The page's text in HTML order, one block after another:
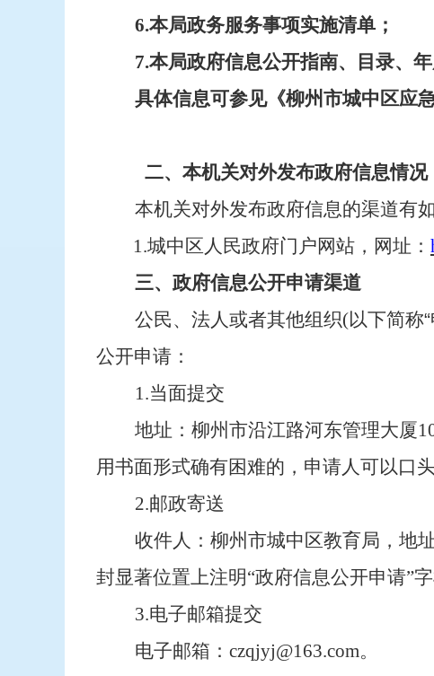
6.本局政务服务事项实施清单；
7.本局政府信息公开指南、目录、年
具体信息可参见《柳州市城中区应
二、本机关对外发布政府信息情况
本机关对外发布政府信息的渠道有
1.城中区人民政府门户网站，网址：
三、政府信息公开申请渠道
公民、法人或者其他组织(以下简称“
公开申请：
1.当面提交
地址：柳州市沿江路河东管理大厦
用书面形式确有困难的，申请人可以口
2.邮政寄送
收件人：柳州市城中区教育局，地
封显著位置上注明“政府信息公开申请”字
3.电子邮箱提交
电子邮箱： czqjyj@163.com。